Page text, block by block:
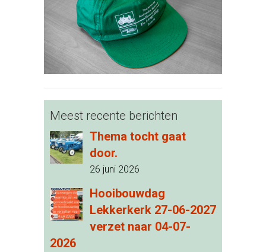
Meest recente berichten
Thema tocht gaat
door.
26 juni 2026
Hooibouwdag
Lekkerkerk 27-06-2027
verzet naar 04-07-
2026